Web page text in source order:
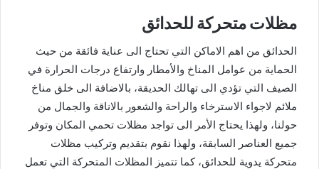
مظلات متحركة للحدائق
الحدائق من اهم الاماكن التي تحتاج الى عناية فائقة من حيث
الحماية من عوامل المناخ والأمطار وارتفاع درجات الحرارة في
الصيف التي تؤدي الى تهالك الحديقة، بالاضافة الى خلق مناخ
ملائم لاجواء الاسترخاء والراحة والشعور بالاناقة والجمال من
حولنا، ولهذا يحتاج الأمر الى تواجد مظلات تحمي المكان وتوفر
جميع العناصر السابقة، ولهذا نقوم بتقديم وتركيب مظلات
متحركة يدوية للحدائق، كما تتميز المظلات المتحركة التي تعمل